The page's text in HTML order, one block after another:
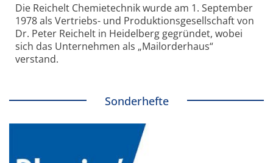
Die Reichelt Chemietechnik wurde am 1. September
1978 als Vertriebs- und Produktionsgesellschaft von
Dr. Peter Reichelt in Heidelberg gegründet, wobei
sich das Unternehmen als „Mailorderhaus“
verstand.
Sonderhefte